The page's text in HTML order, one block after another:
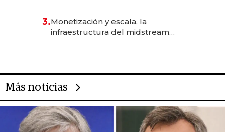
3.Monetización y escala, la
infraestructura del midstream
Más noticias